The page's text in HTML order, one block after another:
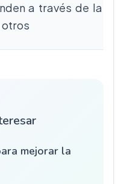
a través de la
mejorar la